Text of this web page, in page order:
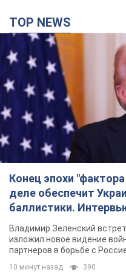
Конец эпохи
деле обеспечит
баллистики.
Владимир Зеленский
изложил новое видение
партнеров в борьбе с
10 минут назад
В Киеве в результате
пострадали четыре
Враг продолжает
8 минут назад 4,1 т.
Россияне атаковали